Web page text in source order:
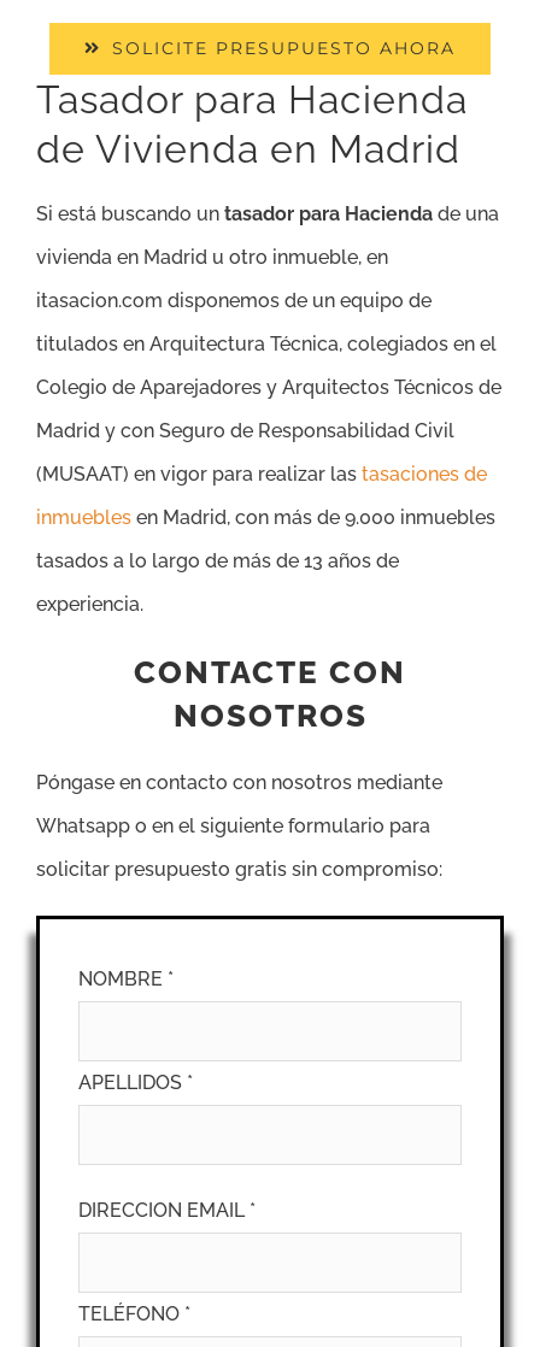
SOLICITE PRESUPUESTO AHORA
Tasador para Hacienda
de Vivienda en Madrid
Si está buscando un tasador para Hacienda de una
vivienda en Madrid u otro inmueble, en
itasacion.com disponemos de un equipo de
titulados en Arquitectura Técnica, colegiados en el
Colegio de Aparejadores y Arquitectos Técnicos de
Madrid y con Seguro de Responsabilidad Civil
(MUSAAT) en vigor para realizar las tasaciones de
inmuebles en Madrid, con más de 9.000 inmuebles
tasados a lo largo de más de 13 años de
experiencia.
CONTACTE CON
NOSOTROS
Póngase en contacto con nosotros mediante
Whatsapp o en el siguiente formulario para
solicitar presupuesto gratis sin compromiso:
NOMBRE *
APELLIDOS *
DIRECCION EMAIL *
TELÉFONO *